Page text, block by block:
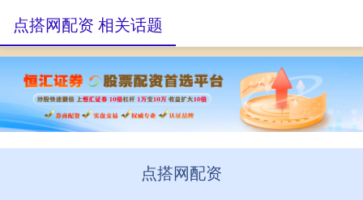
点搭网配资
点搭网配资 相关话题